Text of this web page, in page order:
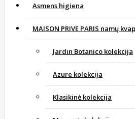
Asmens higiena
MAISON PRIVE PARIS namų
Jardin Botanico kolekcija
Azure kolekcija
Klasikinė kolekcija